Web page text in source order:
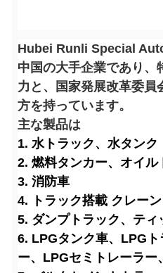
Hubei Runli Special
中国の大手企業であり、
力と、国家発展改革委員
方を持っています。
主な製品は
1. 水トラック、水タンク
2. 燃料タンカー、オイル
3. 消防車
4. トラック搭載 クレーン
5. ダンプトラック、ティ
6. LPGタンク車、LPG
ー、LPGセミトレーラー